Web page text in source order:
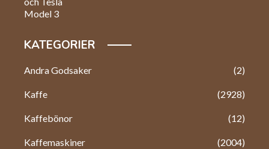
KATEGORIER
Andra Godsaker (2)
Kaffe (2928)
Kaffebönor (12)
Kaffemaskiner (2004)